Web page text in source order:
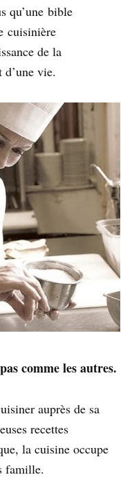
qu’une bible
cuisinière
de la
vie.
comme les autres.
auprès de sa
recettes
la cuisine occupe
famille.